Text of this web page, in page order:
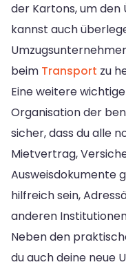
der Kartons, um den
kannst auch
beim Transport zu
Eine weitere
Organisation der
sicher, dass du alle
Mietvertrag,
Ausweisdokumente
hilfreich sein,
anderen
Neben den
du auch deine neue